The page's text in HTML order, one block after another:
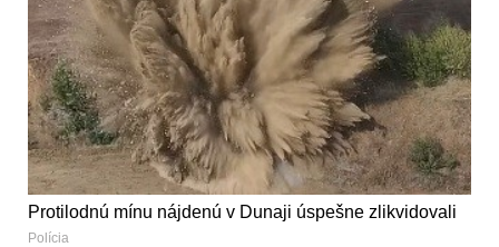
Protilodnú mínu nájdenú v Dunaji úspešne zlikvidovali
Polícia